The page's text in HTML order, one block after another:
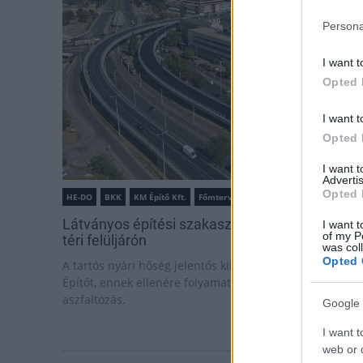
I want
Opted
I want
Opted
I want
Opted
I want
of my
was
Opted
Google
I want
web or
HE-DO BKK KM Építő Kft. Főmterv Mérnöki Tervező Zrt.
Látványos építési szakasz indult be a Flórián
téri felüljárón
A tartós nyári hőség jelentős kihívás elé állítja a KM
Építőt, ennek ellenére folyamatosan halad az
aszfaltozás.